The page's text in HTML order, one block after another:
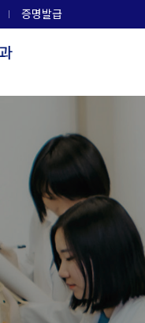
증명발급